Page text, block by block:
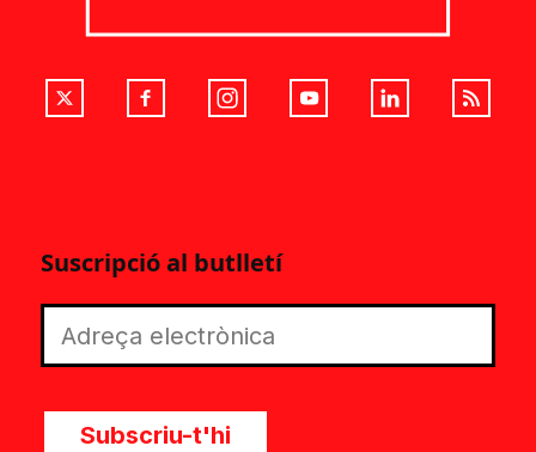
Suscripció al butlletí
Subscriu-t'hi